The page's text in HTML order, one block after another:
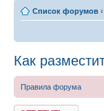
Список форумов ‹
Как
Правила форума
Ответить